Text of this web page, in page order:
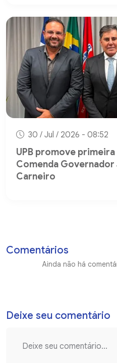
30 / Jul / 2026 - 08:52
UPB promove
Comenda Governador
Carneiro
Comentários
Ainda não há
Deixe seu comentário